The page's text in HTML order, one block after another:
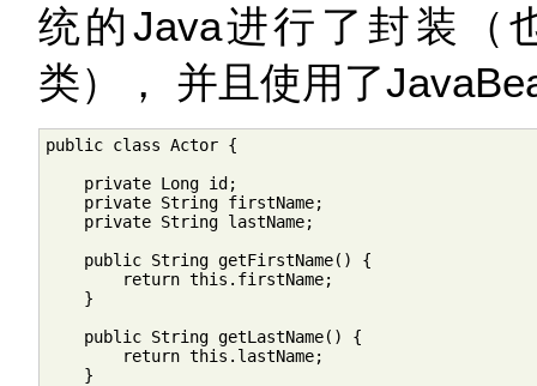
统的Java进行了封装（
类）， 并且使用了
public class Actor {
    private Long id;
    private String firstName;
    private String lastName;
    public String getFirstName() {
        return this.firstName;
    }
    public String getLastName() {
        return this.lastName;
    }